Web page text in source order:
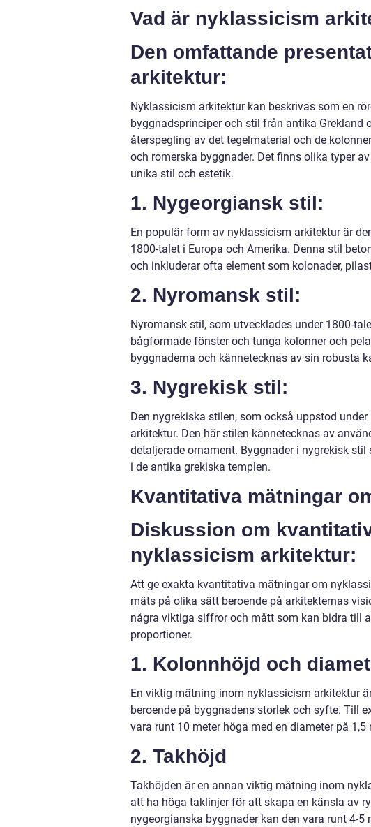
Vad är nyklassicism
Den omfattande
arkitektur:
Nyklassicism arkitektur kan beskrivas som en
byggnadsprinciper och stil från antika Grekland
återspegling av det tegelmaterial och de
och romerska byggnader. Det finns olika typer
unika stil och estetik.
1. Nygeorgiansk stil:
En populär form av nyklassicism arkitektur är
1800-talet i Europa och Amerika. Denna stil
och inkluderar ofta element som kolonader,
2. Nyromansk stil:
Nyromansk stil, som utvecklades under 1800-
bågformade fönster och tunga kolonner och
byggnaderna och kännetecknas av sin robusta
3. Nygrekisk stil:
Den nygrekiska stilen, som också uppstod
arkitektur. Den här stilen kännetecknas av
detaljerade ornament. Byggnader i nygrekisk
i de antika grekiska templen.
Kvantitativa mätningar
Diskussion om
nyklassicism arkitektur:
Att ge exakta kvantitativa mätningar om
mäts på olika sätt beroende på arkitekternas
några viktiga siffror och mått som kan bidra till
proportioner.
1. Kolonnhöjd och
En viktig mätning inom nyklassicism arkitektur
beroende på byggnadens storlek och syfte. Till
vara runt 10 meter höga med en diameter på 1,5
2. Takhöjd
Takhöjden är en annan viktig mätning inom
att ha höga taklinjer för att skapa en känsla av
nygeorgianska byggnader kan den vara runt 4-5